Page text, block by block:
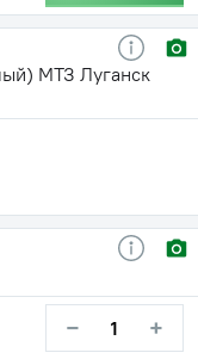
МТЗ Луганск
− +